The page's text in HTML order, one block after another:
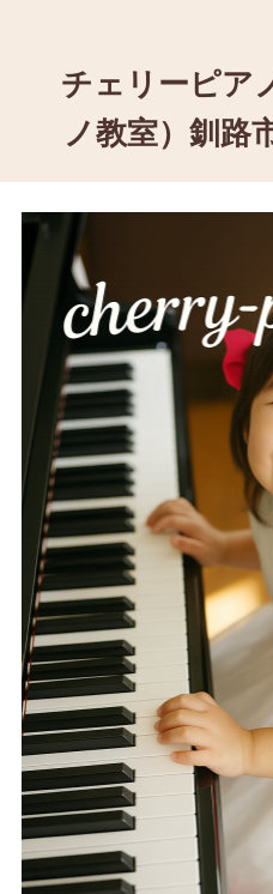
チェリーピア
ノ教室）釧路